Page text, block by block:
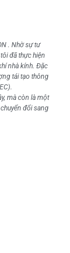
. Nhờ sự tư
đã thực hiện
nhà kính. Đặc
tái tạo thông
mà còn là một
đổi sang